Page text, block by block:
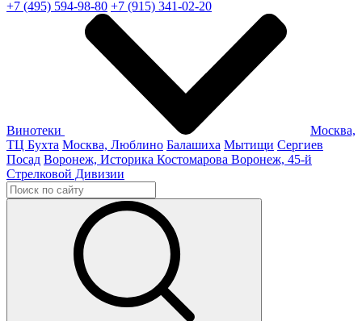
+7 (495) 594-98-80 +7 (915) 341-02-20
Винотеки
Москва,
ТЦ Бухта Москва, Люблино Балашиха Мытищи Сергиев
Посад Воронеж, Историка Костомарова Воронеж, 45-й
Стрелковой Дивизии